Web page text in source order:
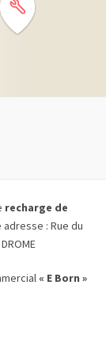
recharge de
: Rue du
« E Born »